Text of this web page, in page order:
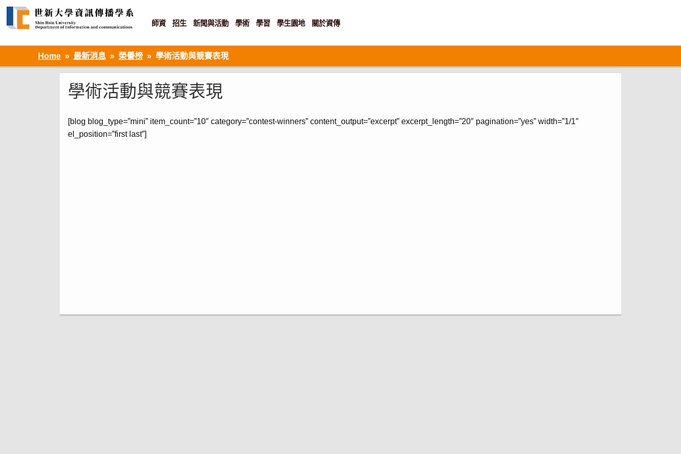
資訊設計 ‧ 知識加值 ‧ 網路傳播
師資 招生 新聞與活動 學術 學習 學生園地 關於資傳
Home 最新消息 榮譽榜 學術活動與競賽表現
學術活動與競賽表現
[blog blog_type=”mini” item_count=”10″ category=”contest-winners” content_output=”excerpt” excerpt_length=”20″ pagination=”yes” width=”1/1″
el_position=”first last”]